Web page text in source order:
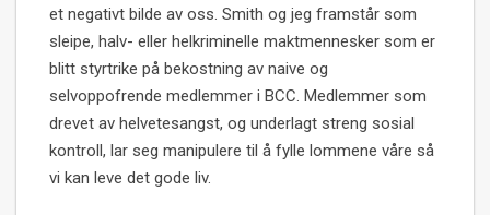
et negativt bilde av oss. Smith og jeg framstår som
sleipe, halv- eller helkriminelle maktmennesker som er
blitt styrtrike på bekostning av naive og
selvoppofrende medlemmer i BCC. Medlemmer som
drevet av helvetesangst, og underlagt streng sosial
kontroll, lar seg manipulere til å fylle lommene våre så
vi kan leve det gode liv.